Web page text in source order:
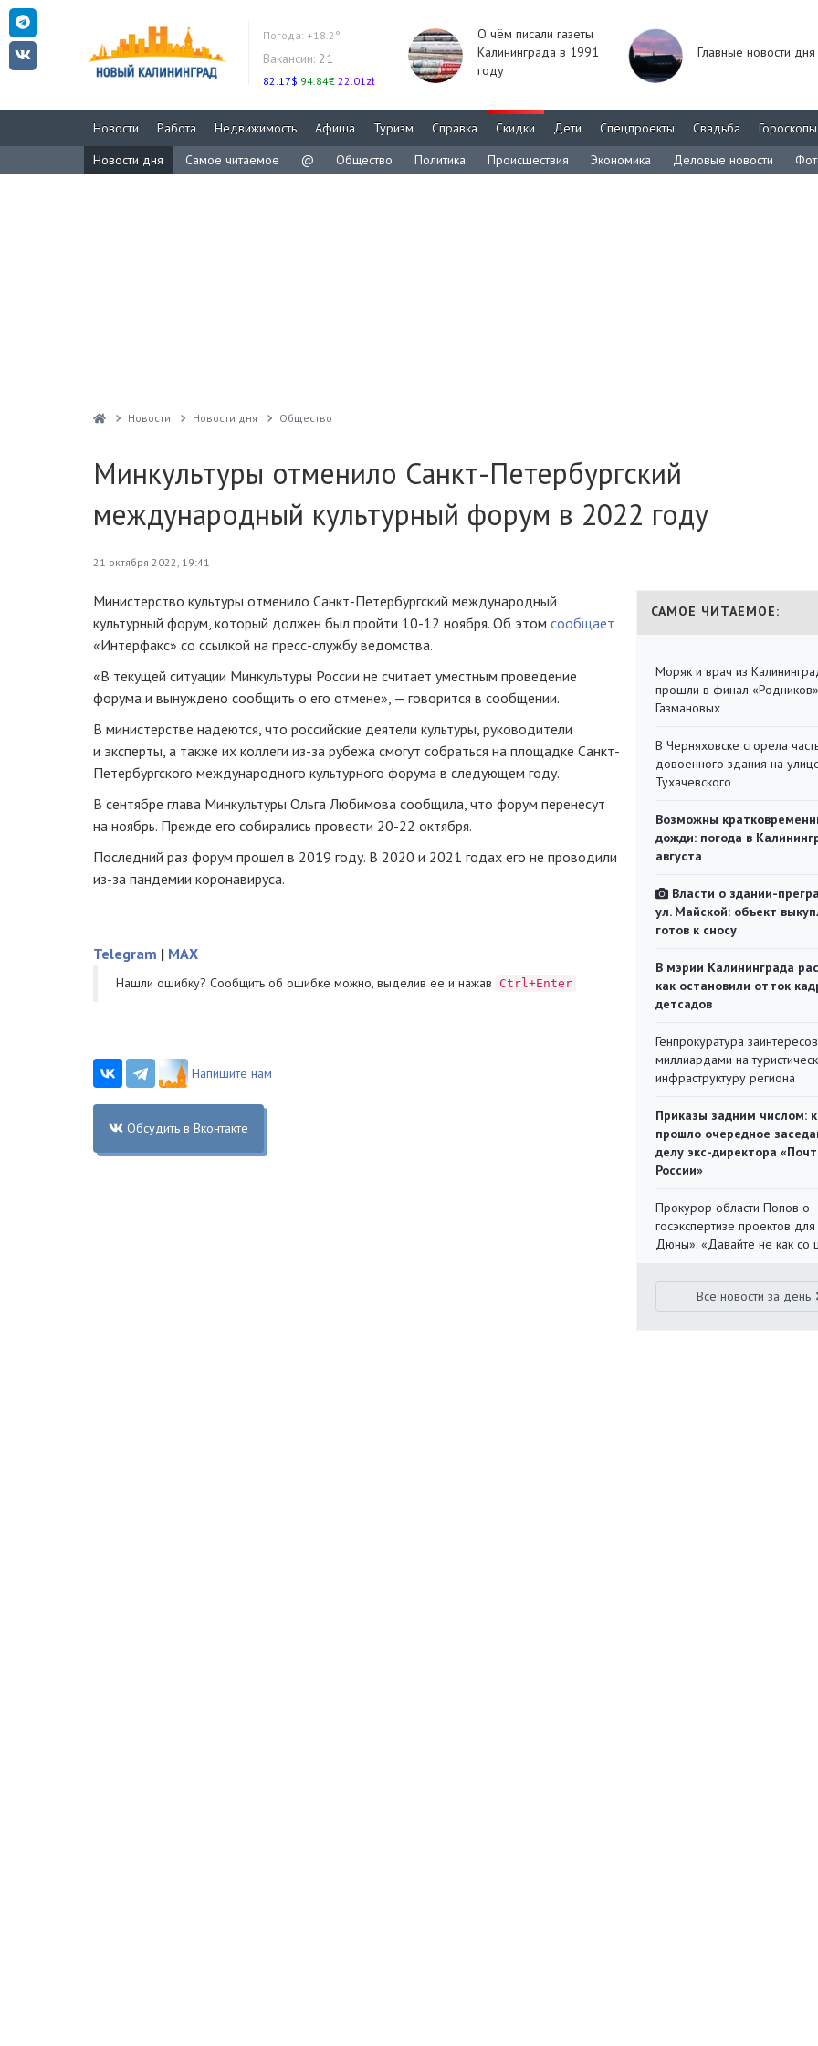
Погода: +18.2°
Вакансии: 21
82.17$ 94.84€ 22.01zł
О чём писали газеты
Калининграда в 1991
году
Главные новости дня
Новости Работа Недвижимость Афиша Туризм Справка Скидки Дети Спецпроекты Свадьба
Гороскопы
Новости дня
Самое читаемое @ Общество Политика Происшествия Экономика Деловые новости
Новости Новости дня Общество
Минкультуры отменило Санкт-Петербургский
международный культурный форум в 2022 году
21 октября 2022, 19:41
Министерство культуры отменило Санкт-Петербургский международный
культурный форум, который должен был пройти 10-12 ноября. Об этом сообщает
«Интерфакс» со ссылкой на пресс-службу ведомства.
«В текущей ситуации Минкультуры России не считает уместным проведение
форума и вынуждено сообщить о его отмене», — говорится в сообщении.
В министерстве надеются, что российские деятели культуры, руководители
и эксперты, а также их коллеги из-за рубежа смогут собраться на площадке Санкт-
Петербургского международного культурного форума в следующем году.
В сентябре глава Минкультуры Ольга Любимова сообщила, что форум перенесут
на ноябрь. Прежде его собирались провести 20-22 октября.
Последний раз форум прошел в 2019 году. В 2020 и 2021 годах его не проводили
из-за пандемии коронавируса.
Telegram | MAX
Нашли ошибку? Cообщить об ошибке можно, выделив ее и нажав Ctrl+Enter
Напишите нам
Обсудить в Вконтакте
САМОЕ ЧИТАЕМОЕ:
Моряк и врач из
прошли в финал «Родников»
Газмановых
В Черняховске сгорела
довоенного здания на
Тухачевского
Возможны
дожди: погода в
августа
Власти о здании-
ул. Майской: объект
готов к сносу
В мэрии Калининграда
как остановили отток
детсадов
Генпрокуратура
миллиардами на
инфраструктуру региона
Приказы задним числом:
прошло очередное
делу экс-директора
России»
Прокурор области Попов о
госэкспертизе проектов
Дюны»: «Давайте не как со
Все новости за день